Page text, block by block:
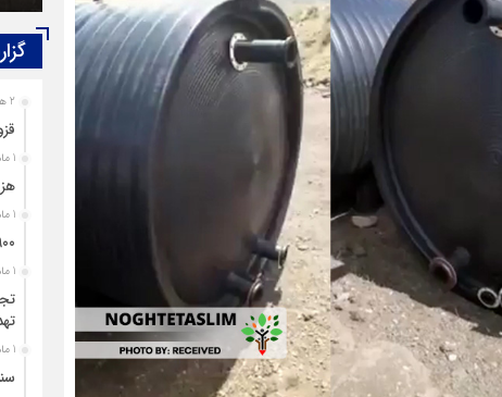
معلولیت، محدودیت نیست؛ بی‌توجهی مسئولان است
2 هفته قبل
1 ماه قبل
1 ماه قبل
۹۰۰ پرونده برای
1 ماه قبل
1 ماه قبل